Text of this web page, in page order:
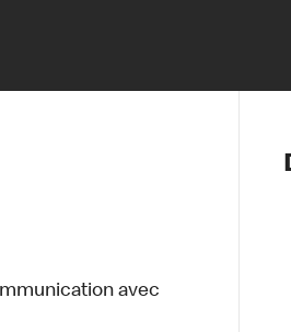
Notre
Nos
Santé et
avec